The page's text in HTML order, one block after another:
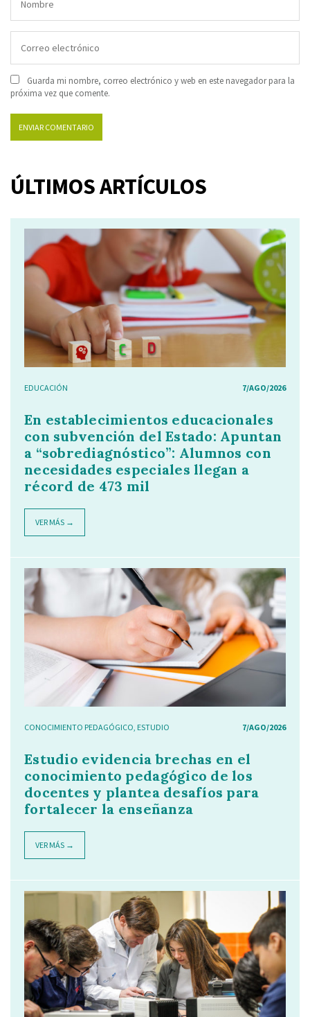
Guarda mi nombre, correo electrónico y web en este navegador para la
próxima vez que comente.
ÚLTIMOS ARTÍCULOS
EDUCACIÓN 7/AGO/2026
En establecimientos educacionales
con subvención del Estado: Apuntan
a “sobrediagnóstico”: Alumnos con
necesidades especiales llegan a
récord de 473 mil
VER MÁS →
CONOCIMIENTO PEDAGÓGICO, ESTUDIO 7/AGO/2026
Estudio evidencia brechas en el
conocimiento pedagógico de los
docentes y plantea desafíos para
fortalecer la enseñanza
VER MÁS →